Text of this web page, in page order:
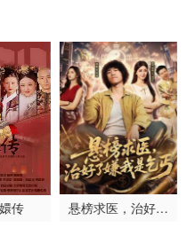
传
悬榜求医，治好了